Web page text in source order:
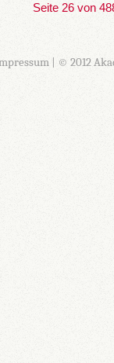
Seite 26 von
| © 2012